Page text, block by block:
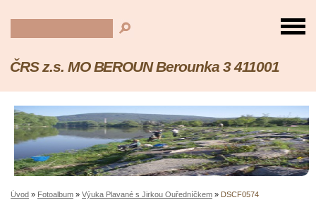
ČRS z.s. MO BEROUN Berounka 3 411001
Úvod » Fotoalbum » Výuka Plavané s Jirkou Ouředníčkem » DSCF0574